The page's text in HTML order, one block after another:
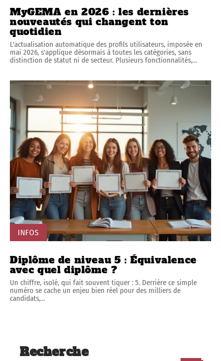
MyGEMA en 2026 : les dernières
nouveautés qui changent ton
quotidien
L'actualisation automatique des profils utilisateurs, imposée en
mai 2026, s'applique désormais à toutes les catégories, sans
distinction de statut ni de secteur. Plusieurs fonctionnalités,…
INFOS
Diplôme de niveau 5 : Équivalence
avec quel diplôme ?
Un chiffre, isolé, qui fait souvent tiquer : 5. Derrière ce simple
numéro se cache un enjeu bien réel pour des milliers de
candidats,…
Recherche